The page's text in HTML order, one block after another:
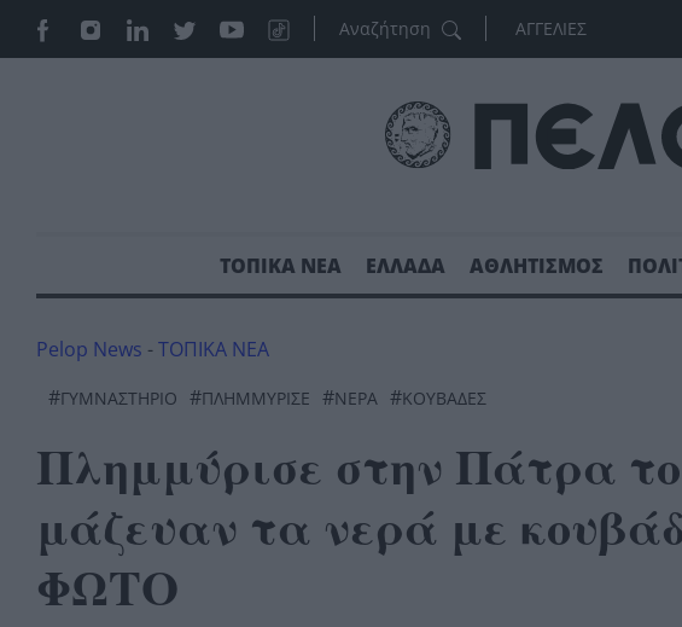
ΑΓΓΕΛΙΕΣ
ΤΟΠΙΚΑ ΝΕΑ ΕΛΛΑΔΑ ΑΘΛΗΤΙΣΜΟΣ
Pelop News -ΤΟΠΙΚΑ ΝΕΑ
#ΓΥΜΝΑΣΤΗΡΙΟ #ΠΛΗΜΜΎΡΙΣΕ #ΝΕΡΆ #ΚΟΥΒΆΔΕΣ
Πλημμύρισε στην Πάτρα
μάζευαν τα νερά με
ΦΩΤΟ